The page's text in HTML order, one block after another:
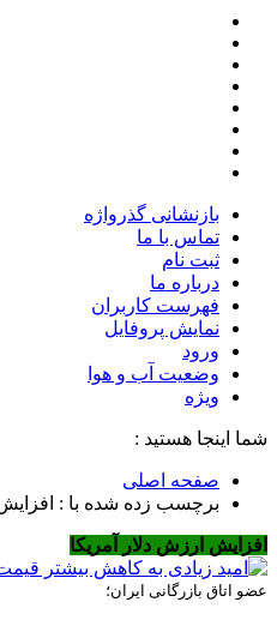
بازنشانی گذرواژه
تماس با ما
ثبت نام
درباره ما
فهرست کاربران
نمایش پروفایل
ورود
وضعیت آب و هوا
ویژه
شما اینجا هستید :
صفحه اصلی
برچسب زده شده با :
افزایش ارزش دلار آمریکا
عضو اتاق بازرگانی ایران؛